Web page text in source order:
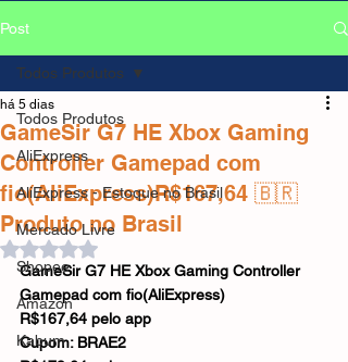
Post
Todos Produtos
AliExpress
AliExpress - Estoque no Brasil
Mercado Livre
Shopee
Amazon
Kabum
Todos Produtos
GameSir G7 HE Xbox Gaming
Controller Gamepad com
fio(AliExpress)R$167,64 🇧🇷
Produto no Brasil
há 5 dias
Avaliado com NaN de 5 estrelas.
GameSir G7 HE Xbox Gaming Controller
Gamepad com fio(AliExpress)
R$167,64 pelo app
Cupom: BRAE2